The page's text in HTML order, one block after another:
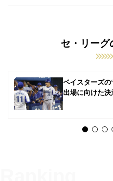
セ・リーグ
ベイスターズの
出場に向けた決